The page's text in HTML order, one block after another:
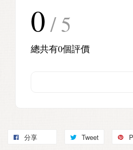
0 / 5
總共有0個評價
分享 Tweet